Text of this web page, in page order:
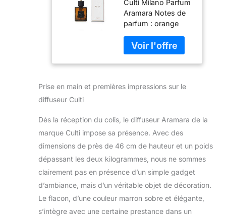
Culti Milano Parfum
Aramara Notes de
parfum : orange
bois de santal
Diffuseur de parfum
d'ambiance 1000 ml
rectangulaire en
noirci
Prise en main et premières impressions sur le
diffuseur Culti
Dès la réception du colis, le diffuseur Aramara de la
marque Culti impose sa présence. Avec des
dimensions de près de 46 cm de hauteur et un poids
dépassant les deux kilogrammes, nous ne sommes
clairement pas en présence d’un simple gadget
d’ambiance, mais d’un véritable objet de décoration.
Le flacon, d’une couleur marron sobre et élégante,
s’intègre avec une certaine prestance dans un